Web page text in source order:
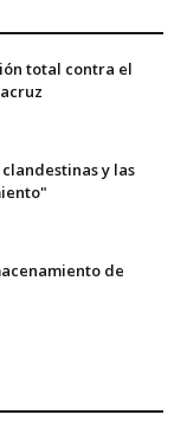
total contra el
y las
de